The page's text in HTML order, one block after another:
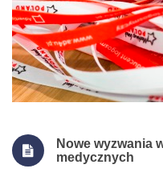
Nowe wyzwania
medycznych